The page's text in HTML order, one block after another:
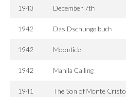
1943 December 7th
1942 Das Dschungelbuch
1942 Moontide
1942 Manila Calling
1941 The Son of Monte Cristo